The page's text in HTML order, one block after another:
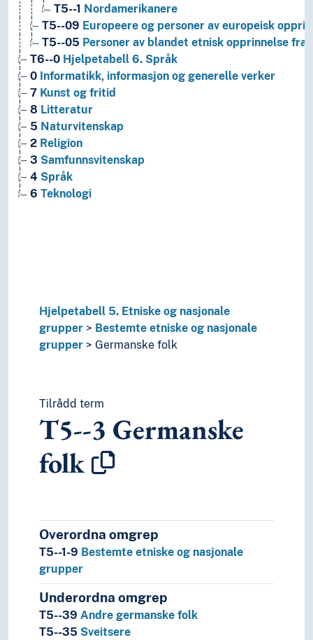
T5--1 Nordamerikanere
T5--09 Europeere og personer av europeisk
T5--05 Personer av blandet etnisk opprinnelse fra
T6--0 Hjelpetabell 6. Språk
0 Informatikk, informasjon og generelle verker
7 Kunst og fritid
8 Litteratur
5 Naturvitenskap
2 Religion
3 Samfunnsvitenskap
4 Språk
6 Teknologi
Hjelpetabell 5. Etniske og nasjonale
grupper
Bestemte etniske og nasjonale
grupper
Germanske folk
Tilrådd term
T5--3 Germanske
folk
Overordna omgrep
T5--1-9 Bestemte etniske og nasjonale
grupper
Underordna omgrep
T5--39 Andre germanske folk
T5--35 Sveitsere